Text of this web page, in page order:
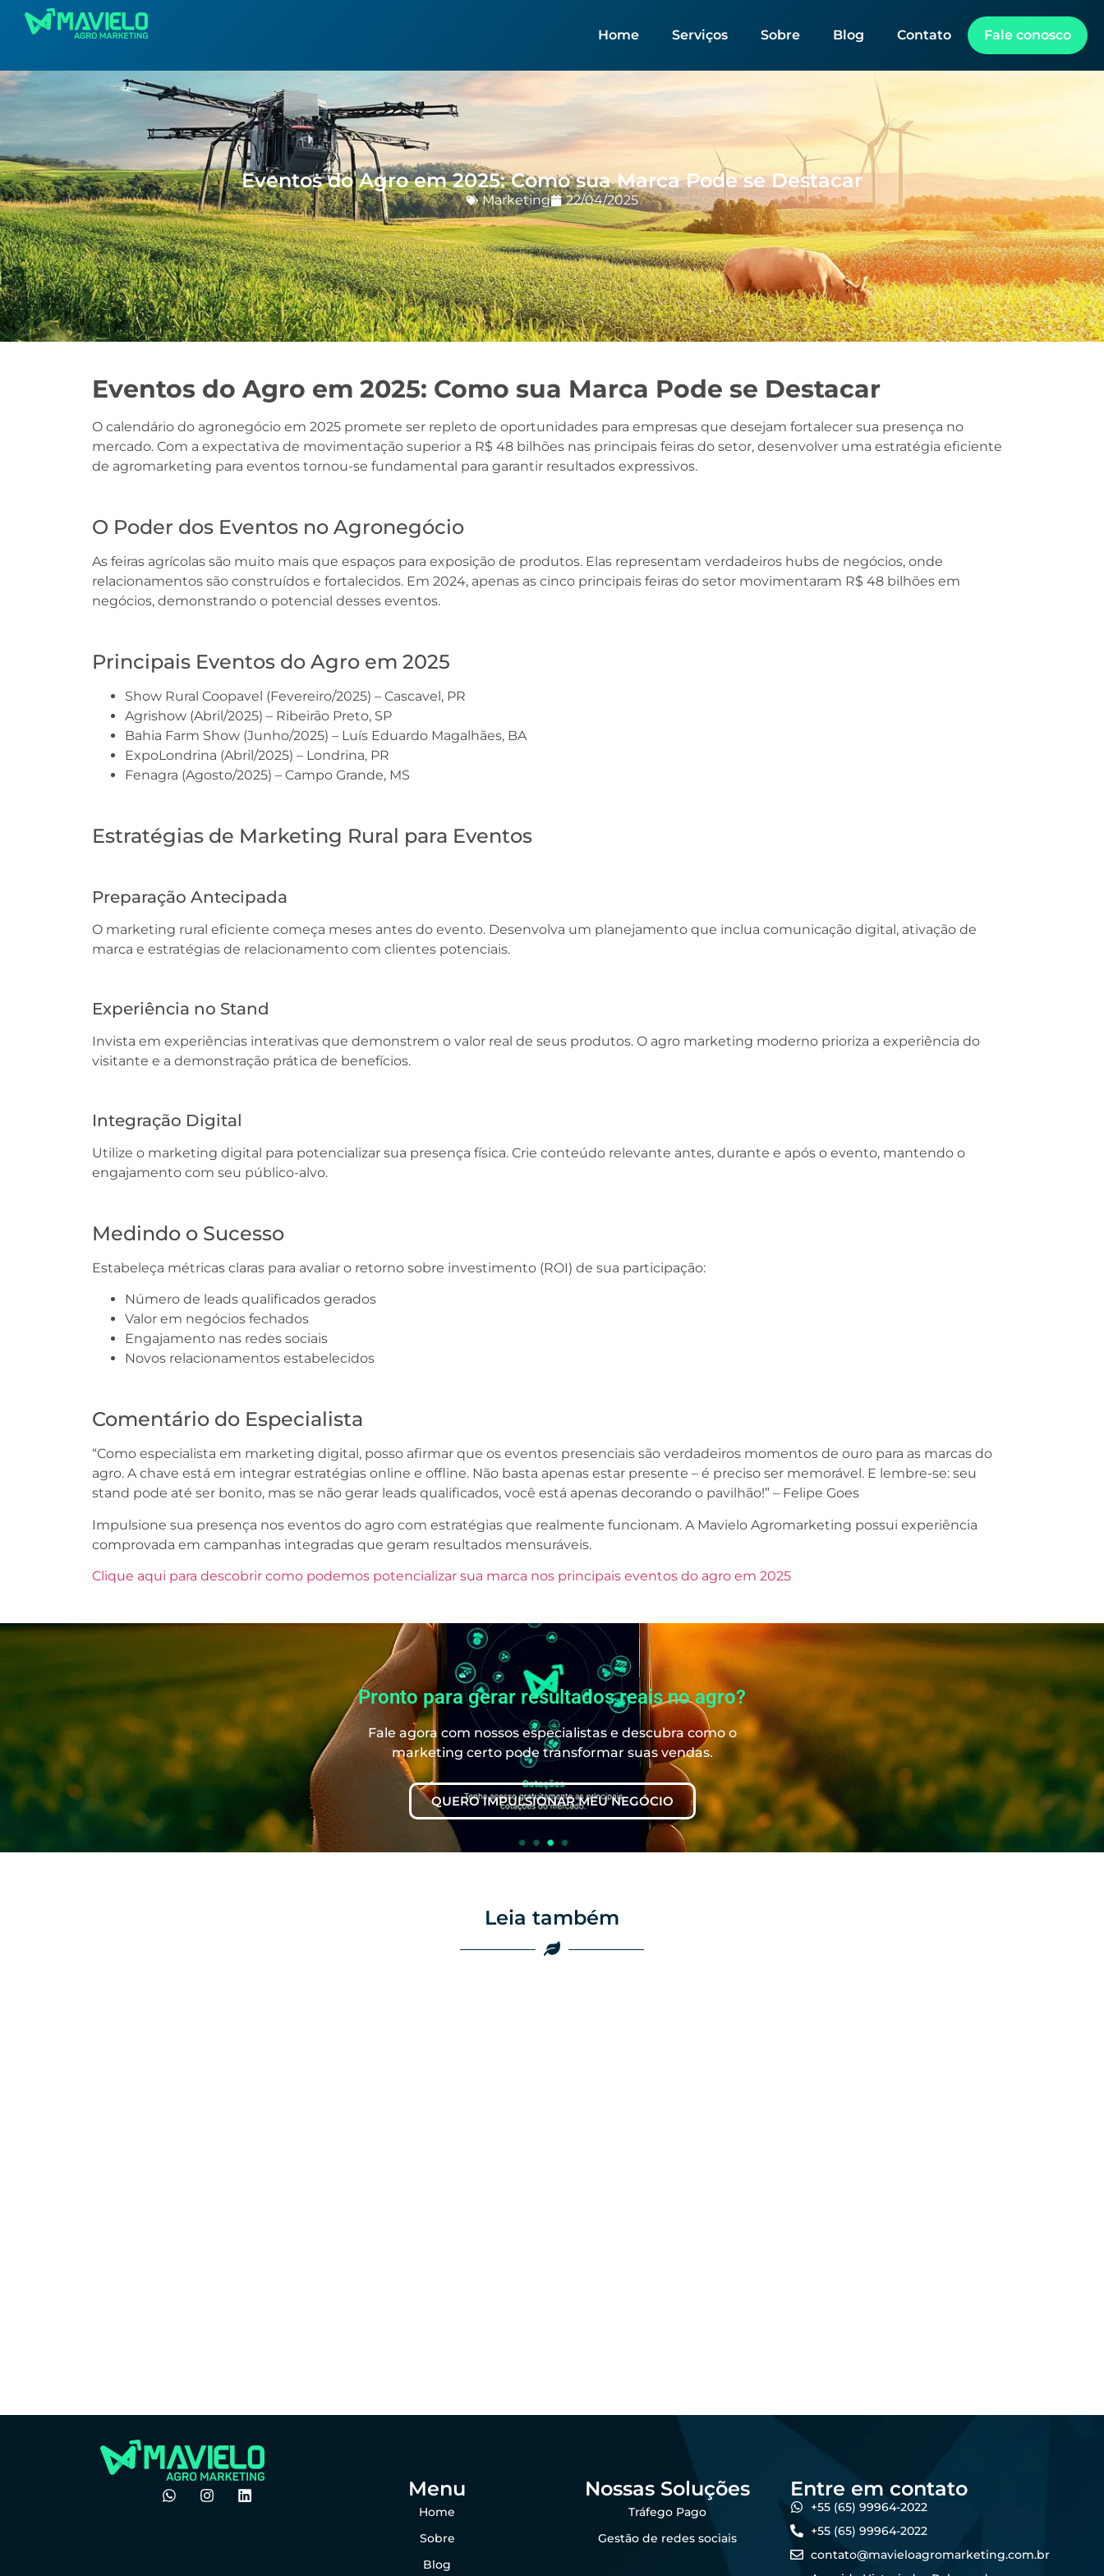
Home Serviços Sobre Blog Contato Fale conosco
Eventos do Agro em 2025: Como sua Marca Pode se Destacar
Marketing 22/04/2025
Eventos do Agro em 2025: Como sua Marca Pode se Destacar
O calendário do agronegócio em 2025 promete ser repleto de oportunidades para empresas que desejam fortalecer sua presença no
mercado. Com a expectativa de movimentação superior a R$ 48 bilhões nas principais feiras do setor, desenvolver uma estratégia eficiente
de agromarketing para eventos tornou-se fundamental para garantir resultados expressivos.
O Poder dos Eventos no Agronegócio
As feiras agrícolas são muito mais que espaços para exposição de produtos. Elas representam verdadeiros hubs de negócios, onde
relacionamentos são construídos e fortalecidos. Em 2024, apenas as cinco principais feiras do setor movimentaram R$ 48 bilhões em
negócios, demonstrando o potencial desses eventos.
Principais Eventos do Agro em 2025
Show Rural Coopavel (Fevereiro/2025) – Cascavel, PR
Agrishow (Abril/2025) – Ribeirão Preto, SP
Bahia Farm Show (Junho/2025) – Luís Eduardo Magalhães, BA
ExpoLondrina (Abril/2025) – Londrina, PR
Fenagra (Agosto/2025) – Campo Grande, MS
Estratégias de Marketing Rural para Eventos
Preparação Antecipada
O marketing rural eficiente começa meses antes do evento. Desenvolva um planejamento que inclua comunicação digital, ativação de
marca e estratégias de relacionamento com clientes potenciais.
Experiência no Stand
Invista em experiências interativas que demonstrem o valor real de seus produtos. O agro marketing moderno prioriza a experiência do
visitante e a demonstração prática de benefícios.
Integração Digital
Utilize o marketing digital para potencializar sua presença física. Crie conteúdo relevante antes, durante e após o evento, mantendo o
engajamento com seu público-alvo.
Medindo o Sucesso
Estabeleça métricas claras para avaliar o retorno sobre investimento (ROI) de sua participação:
Número de leads qualificados gerados
Valor em negócios fechados
Engajamento nas redes sociais
Novos relacionamentos estabelecidos
Comentário do Especialista
“Como especialista em marketing digital, posso afirmar que os eventos presenciais são verdadeiros momentos de ouro para as marcas do
agro. A chave está em integrar estratégias online e offline. Não basta apenas estar presente – é preciso ser memorável. E lembre-se: seu
stand pode até ser bonito, mas se não gerar leads qualificados, você está apenas decorando o pavilhão!” – Felipe Goes
Impulsione sua presença nos eventos do agro com estratégias que realmente funcionam. A Mavielo Agromarketing possui experiência
comprovada em campanhas integradas que geram resultados mensuráveis.
Clique aqui para descobrir como podemos potencializar sua marca nos principais eventos do agro em 2025
Pronto para gerar resultados reais no agro?
Fale agora com nossos especialistas e descubra como o
marketing certo pode transformar suas vendas.
QUERO IMPULSIONAR MEU NEGÓCIO
Leia também
Menu
Home
Sobre
Blog
Nossas Soluções
Tráfego Pago
Gestão de redes sociais
Entre em contato
+55 (65) 99964-2022
+55 (65) 99964-2022
contato@mavieloagromarketing.com.br